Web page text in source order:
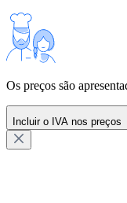
Os preços são
Incluir o IVA nos preços